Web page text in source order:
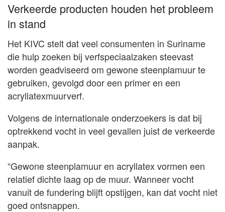
Verkeerde producten houden het probleem
in stand
Het KIVC stelt dat veel consumenten in Suriname
die hulp zoeken bij verfspeciaalzaken steevast
worden geadviseerd om gewone steenplamuur te
gebruiken, gevolgd door een primer en een
acryllatexmuurverf.
Volgens de internationale onderzoekers is dat bij
optrekkend vocht in veel gevallen juist de verkeerde
aanpak.
“Gewone steenplamuur en acryllatex vormen een
relatief dichte laag op de muur. Wanneer vocht
vanuit de fundering blijft opstijgen, kan dat vocht niet
goed ontsnappen.